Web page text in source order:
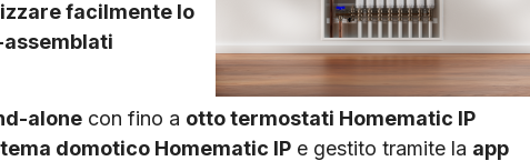
facilmente lo
alone con fino a otto termostati Homematic IP
domotico Homematic IP e gestito tramite la app